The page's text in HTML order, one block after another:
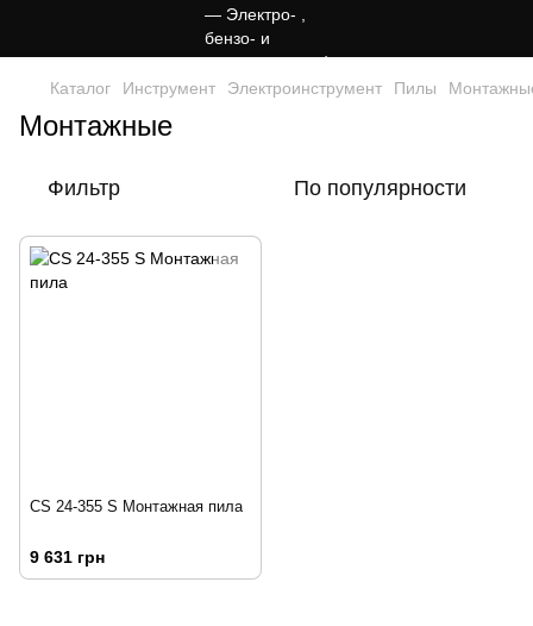
Каталог Инструмент Электроинструмент Пилы
Монтажные
Фильтр По популярности
CS 24-355 S Монтажная пила
9 631 грн